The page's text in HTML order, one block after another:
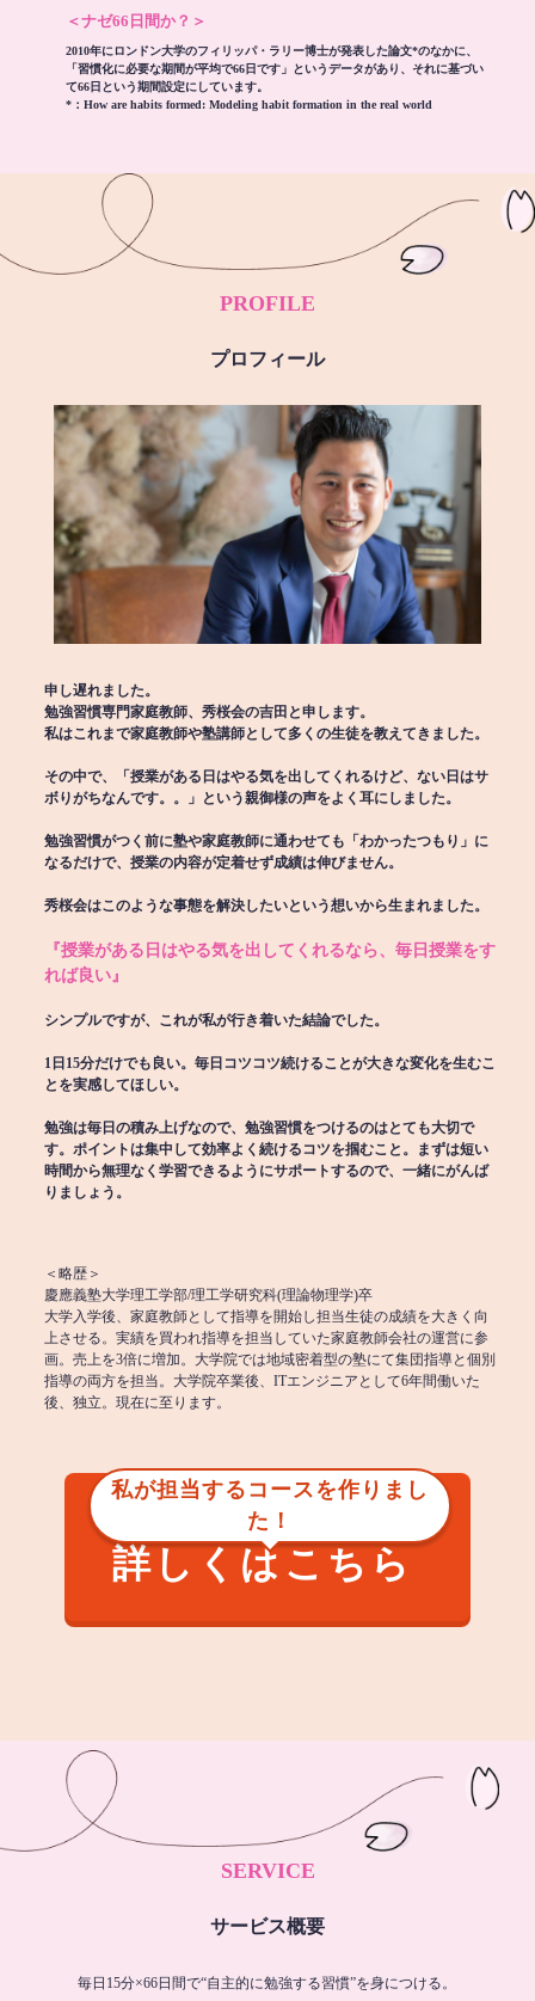
＜ナゼ66日間か？＞
2010年にロンドン大学のフィリッパ・ラリー博士が発表した論文*のなかに、
「習慣化に必要な期間が平均で66日です」というデータがあり、それに基づい
て66日という期間設定にしています。
*： How are habits formed: Modeling habit formation in the real world
PROFILE
プロフィール
申し遅れました。
勉強習慣専門家庭教師、秀桜会の吉田と申します。
私はこれまで家庭教師や塾講師として多くの生徒を教えてきました。
その中で、「授業がある日はやる気を出してくれるけど、ない日はサ
ボりがちなんです。。」という親御様の声をよく耳にしました。
勉強習慣がつく前に塾や家庭教師に通わせても「わかったつもり」に
なるだけで、授業の内容が定着せず成績は伸びません。
秀桜会はこのような事態を解決したいという想いから生まれました。
『授業がある日はやる気を出してくれるなら、毎日授業をす
れば良い』
シンプルですが、これが私が行き着いた結論でした。
1日15分だけでも良い。毎日コツコツ続けることが大きな変化を生むこ
とを実感してほしい。
勉強は毎日の積み上げなので、勉強習慣をつけるのはとても大切で
す。ポイントは集中して効率よく続けるコツを掴むこと。まずは短い
時間から無理なく学習できるようにサポートするので、一緒にがんば
りましょう。
＜略歴＞
慶應義塾大学理工学部/理工学研究科(理論物理学)卒
大学入学後、家庭教師として指導を開始し担当生徒の成績を大きく向
上させる。実績を買われ指導を担当していた家庭教師会社の運営に参
画。売上を3倍に増加。大学院では地域密着型の塾にて集団指導と個別
指導の両方を担当。大学院卒業後、ITエンジニアとして6年間働いた
後、独立。現在に至ります。
私が担当するコースを作りまし
た！
詳しくはこちら
SERVICE
サービス概要
毎日15分×66日間で“自主的に勉強する習慣”を身につける。